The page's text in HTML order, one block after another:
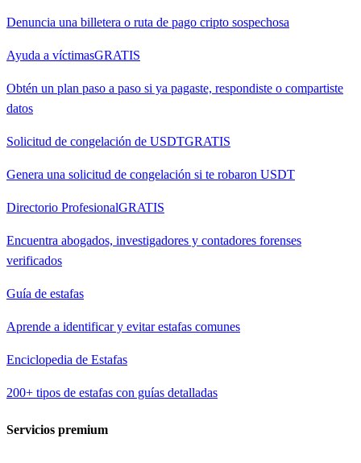
Denuncia una billetera o ruta de pago cripto sospechosa
Ayuda a víctimasGRATIS
Obtén un plan paso a paso si ya pagaste, respondiste o compartiste
datos
Solicitud de congelación de USDTGRATIS
Genera una solicitud de congelación si te robaron USDT
Directorio ProfesionalGRATIS
Encuentra abogados, investigadores y contadores forenses
verificados
Guía de estafas
Aprende a identificar y evitar estafas comunes
Enciclopedia de Estafas
200+ tipos de estafas con guías detalladas
Servicios premium